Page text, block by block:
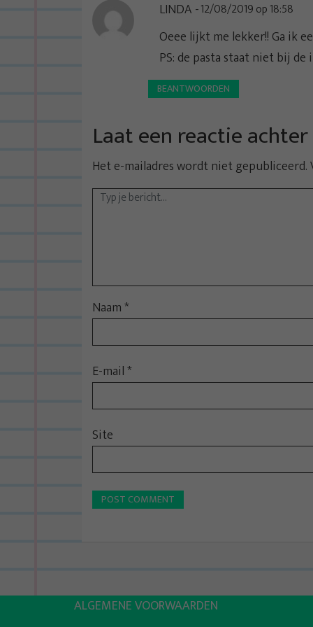
LINDA 12/08/2019 op 18:58
Oeee lijkt me lekker!! Ga ik
PS: de pasta staat niet bij
BEANTWOORDEN
Laat een reactie achter
Het e-mailadres wordt niet gepubliceerd.
Naam*
E-mail*
Site
ALGEMENE VOORWAARDEN